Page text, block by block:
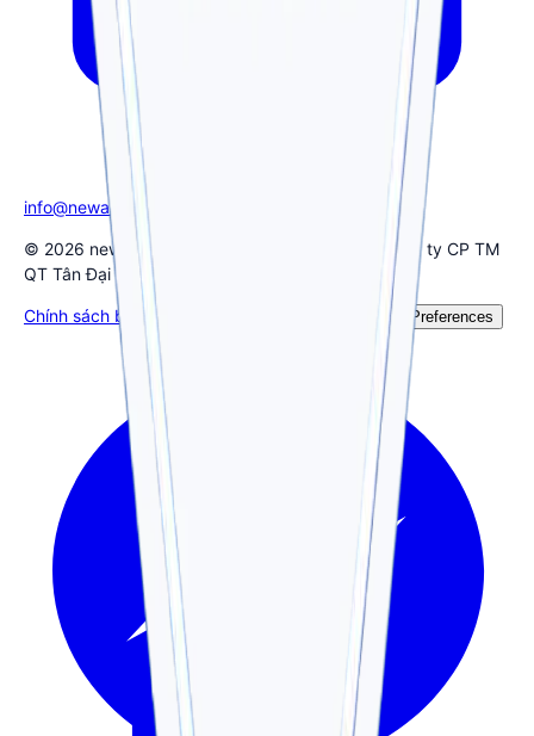
info@newatlantic.vn
© 2026 newatlantic.vn - Bản quyền thuộc về Công ty CP TM
QT Tân Đại Tây Dương
Chính sách bảo mật 🍪 Cookie Preferences